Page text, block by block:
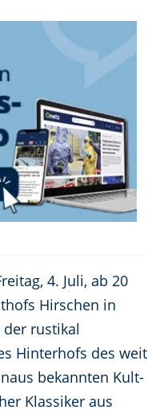
4. Juli, ab 20
Hirschen in
der rustikal
Hinterhofs des weit
bekannten Kult-
Klassiker aus